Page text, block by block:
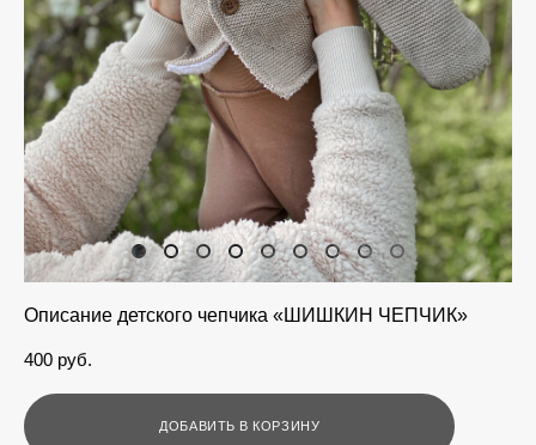
Описание детского чепчика «ШИШКИН ЧЕПЧИК»
400 pуб.
ДОБАВИТЬ В КОРЗИНУ